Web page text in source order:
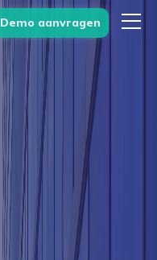
Demo aanvragen